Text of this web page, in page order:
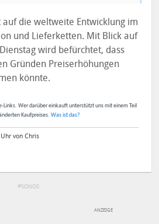
die weltweite Entwicklung im
und Lieferketten. Mit Blick auf
wird befürchtet, dass
Gründen Preiserhöhungen
könnte.
Wer darüber einkauft unterstützt uns mit einem Teil
Kaufpreises. Was ist das?
von Chris
SONOS